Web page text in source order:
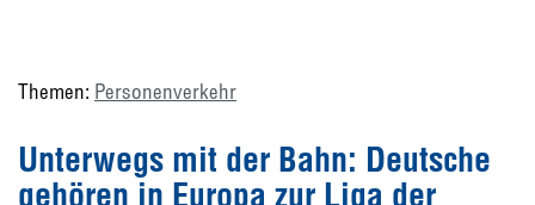
Themen: Personenverkehr
Unterwegs mit der Bahn: Deutsche
gehören in Europa zur Liga der